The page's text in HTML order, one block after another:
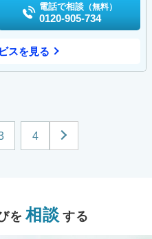
電話で相談 （無料）
0120-905-734
スを見る
4
を 相談 する